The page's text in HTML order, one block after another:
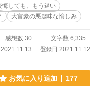
悔しても、もう遅い
大富豪の悪趣味な愉しみ
感想数 30
文字数 6,335
登録日 2021.11.12
お気に入り追加 177